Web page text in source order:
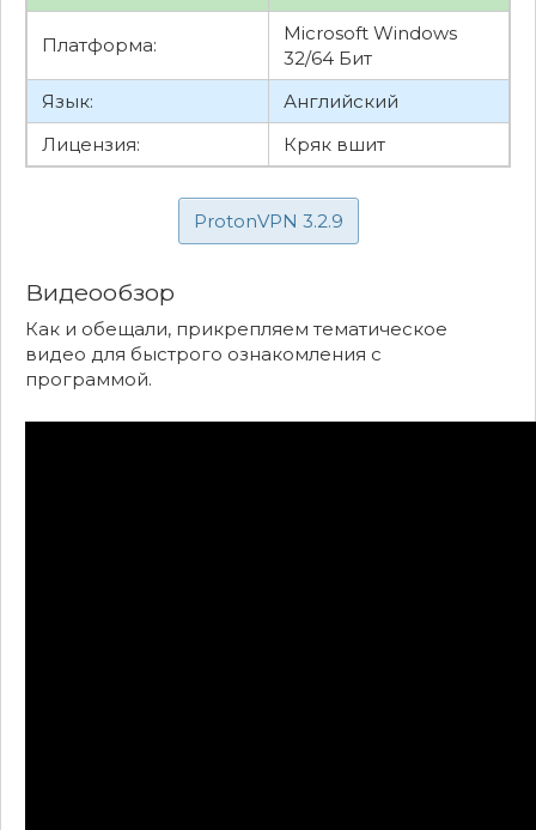
Платформа:
Microsoft Windows
32/64 Бит
Язык:
Английский
Лицензия:
Кряк вшит
ProtonVPN 3.2.9
Видеообзор
Как и обещали, прикрепляем тематическое
видео для быстрого ознакомления с
программой.